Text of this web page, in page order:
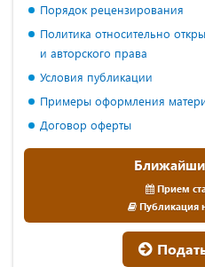
Порядок рецензирования
Политика относительно
и авторского права
Условия публикации
Примеры оформления
Договор оферты
Прием
Публикация